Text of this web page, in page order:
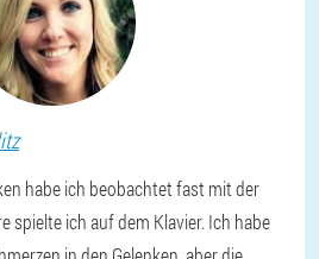
habe ich beobachtet fast mit der
spielte ich auf dem Klavier. Ich habe